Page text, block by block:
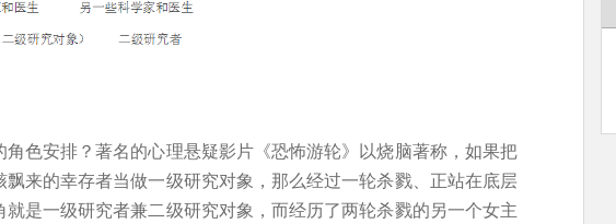
色安排？著名的心理悬疑影片《恐怖游轮》以烧脑著称，如果把
来的幸存者当做一级研究对象，那么经过一轮杀戮、正站在底层
是一级研究者兼二级研究对象，而经历了两轮杀戮的另一个女主